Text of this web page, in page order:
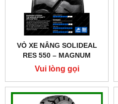
VỎ XE NÂNG SOLIDEAL
RES 550 – MAGNUM
SERIES, THƯƠNG HIỆU
ĐẾN TỪ SRILANKA
Vui lòng gọi